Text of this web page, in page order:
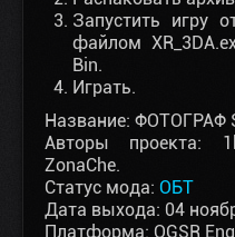
Запустить игру
файлом
Bin.
Играть.
Название: ФОТОГРАФ
Авторы проекта:
ZonaChe.
Статус мода: ОБТ
Дата выхода: 04
Платформа: OGSR